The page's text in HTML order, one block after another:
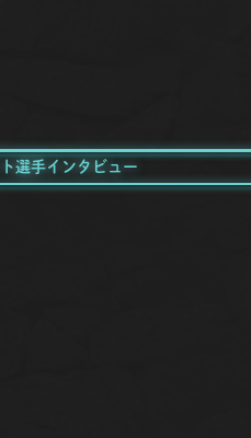
選手インタビュー